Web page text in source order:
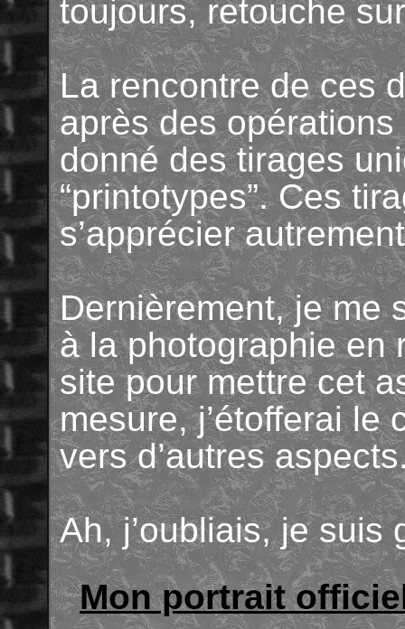
toujours, retouche
La rencontre de ces
après des opérations
donné des tirages
“printotypes”. Ces
s’apprécier
Dernièrement, je me
à la photographie en
site pour mettre cet
mesure, j’étofferai le
vers d’autres
Ah, j’oubliais, je suis
Mon portrait